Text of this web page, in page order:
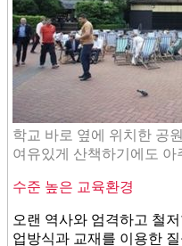
학교 바로 옆에 위치한 공
여유있게 산책하기에도
수준 높은 교육환경
오랜 역사와 엄격하고 철
업방식과 교재를 이용한